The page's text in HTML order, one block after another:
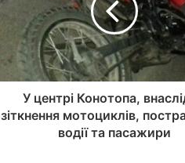
У центрі Конотопа,
зіткнення мотоциклів,
водії та пасажири